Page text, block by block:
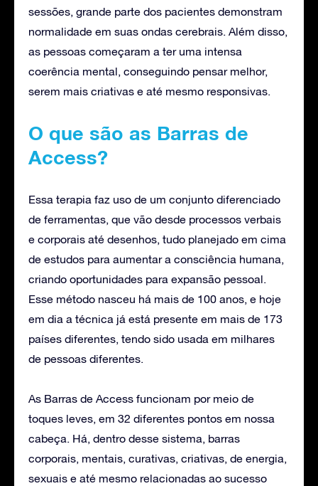
sessões, grande parte dos pacientes demonstram
normalidade em suas ondas cerebrais. Além disso,
as pessoas começaram a ter uma intensa
coerência mental, conseguindo pensar melhor,
serem mais criativas e até mesmo responsivas.
O que são as Barras de
Access?
Essa terapia faz uso de um conjunto diferenciado
de ferramentas, que vão desde processos verbais
e corporais até desenhos, tudo planejado em cima
de estudos para aumentar a consciência humana,
criando oportunidades para expansão pessoal.
Esse método nasceu há mais de 100 anos, e hoje
em dia a técnica já está presente em mais de 173
países diferentes, tendo sido usada em milhares
de pessoas diferentes.
As Barras de Access funcionam por meio de
toques leves, em 32 diferentes pontos em nossa
cabeça. Há, dentro desse sistema, barras
corporais, mentais, curativas, criativas, de energia,
sexuais e até mesmo relacionadas ao sucesso